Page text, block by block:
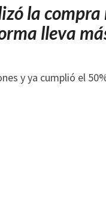
EL
50%
DE
PACTADA
la compra
lleva